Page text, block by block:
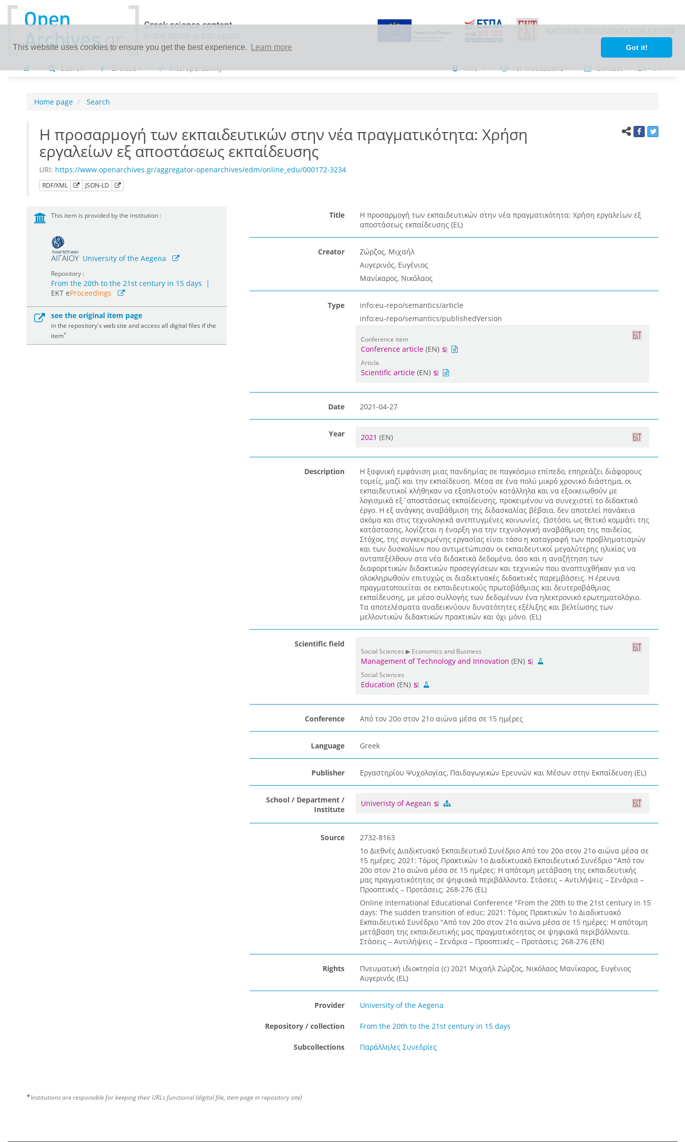
This website uses cookies to ensure you get the best experience. Learn more Got it!
Search Browse Interoperability Info For institutions Contact ΕΛ•ΕΝ
Home page Search
H προσαρμογή των εκπαιδευτικών στην νέα πραγματικότητα: Χρήση
εργαλείων εξ αποστάσεως εκπαίδευσης
URI: https://www.openarchives.gr/aggregator-openarchives/edm/online_edu/000172-3234
RDF/XML JSON-LD
This item is provided by the institution :
University of the Aegena
Repository :
From the 20th to the 21st century in 15 days
|
ΕΚΤ eProceedings
see the original item page
in the repository's web site and access all digital files if the
item*
Title
H προσαρμογή των εκπαιδευτικών στην νέα πραγματικότητα: Χρήση εργαλείων εξ
αποστάσεως εκπαίδευσης (EL)
Creator
Ζώρζος, Μιχαήλ
Αυγερινός, Ευγένιος
Μανίκαρος, Νικόλαος
Type
info:eu-repo/semantics/article
info:eu-repo/semantics/publishedVersion
Conference item
Conference article(EN)
Article
Scientific article(EN)
Date 2021-04-27
Year 2021 (EN)
Description
Η ξαφνική εμφάνιση μιας πανδημίας σε παγκόσμιο επίπεδο, επηρεάζει διάφορους
τομείς, μαζί και την εκπαίδευση. Μέσα σε ένα πολύ μικρό χρονικό διάστημα, οι
εκπαιδευτικοί κλήθηκαν να εξοπλιστούν κατάλληλα και να εξοικειωθούν με
λογισμικά εξ΄αποστάσεως εκπαίδευσης, προκειμένου να συνεχιστεί το διδακτικό
έργο. Η εξ ανάγκης αναβάθμιση της διδασκαλίας βέβαια, δεν αποτελεί πανάκεια
ακόμα και στις τεχνολογικά ανεπτυγμένες κοινωνίες. Ωστόσο, ως θετικό κομμάτι της
κατάστασης, λογίζεται η έναρξη για την τεχνολογική αναβάθμιση της παιδείας.
Στόχος, της συγκεκριμένης εργασίας είναι τόσο η καταγραφή των προβληματισμών
και των δυσκολίων που αντιμετώπισαν οι εκπαιδευτικοί μεγαλύτερης ηλικίας να
ανταπεξέλθουν στα νέα διδακτικά δεδομένα, όσο και η αναζήτηση των
διαφορετικών διδακτικών προσεγγίσεων και τεχνικών που αναπτυχθήκαν για να
ολοκληρωθούν επιτυχώς οι διαδικτυακές διδακτικές παρεμβάσεις. Η έρευνα
πραγματοποιείται σε εκπαιδευτικούς πρωτοβάθμιας και δευτεροβάθμιας
εκπαίδευσης, με μέσο συλλογής των δεδομένων ένα ηλεκτρονικό ερωτηματολόγιο.
Τα αποτελέσματα αναδεικνύουν δυνατότητες εξέλιξης και βελτίωσης των
μελλοντικών διδακτικών πρακτικών και όχι μόνο. (EL)
Scientific field
Social Sciences ▶ Economics and Business
Management of Technology and Innovation (EN)
Social Sciences
Education (EN)
Conference Από τον 20ο στον 21ο αιώνα μέσα σε 15 ημέρες
Language Greek
Publisher Εργαστηρίου Ψυχολογίας, Παιδαγωγικών Ερευνών και Μέσων στην Εκπαίδευση (EL)
School / Department /
Institute
Univeristy of Aegean
Source
2732-8163
1ο Διεθνές Διαδικτυακό Εκπαιδευτικό Συνέδριο Από τον 20ο στον 21ο αιώνα μέσα σε
15 ημέρες; 2021: Τόμος Πρακτικών 1ο Διαδικτυακό Εκπαιδευτικό Συνέδριο "Από τον
20ο στον 21ο αιώνα μέσα σε 15 ημέρες: Η απότομη μετάβαση της εκπαιδευτικής
μας πραγματικότητας σε ψηφιακά περιβάλλοντα. Στάσεις – Αντιλήψεις – Σενάρια –
Προοπτικές – Προτάσεις; 268-276 (EL)
Online International Educational Conference "From the 20th to the 21st century in 15
days: The sudden transition of educ; 2021: Τόμος Πρακτικών 1ο Διαδικτυακό
Εκπαιδευτικό Συνέδριο "Από τον 20ο στον 21ο αιώνα μέσα σε 15 ημέρες: Η απότομη
μετάβαση της εκπαιδευτικής μας πραγματικότητας σε ψηφιακά περιβάλλοντα.
Στάσεις – Αντιλήψεις – Σενάρια – Προοπτικές – Προτάσεις; 268-276 (EN)
Rights
Πνευματική ιδιοκτησία (c) 2021 Μιχαήλ Ζώρζος, Νικόλαος Μανίκαρος, Ευγένιος
Αυγερινός (EL)
Provider University of the Aegena
Repository / collection From the 20th to the 21st century in 15 days
Subcollections Παράλληλες Συνεδρίες
*Institutions are responsible for keeping their URLs functional (digital file, item page in repository site)